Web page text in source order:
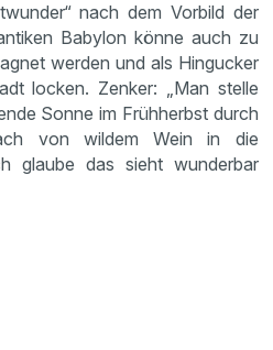
nach dem Vorbild der
Babylon könne auch zu
werden und als Hingucker
locken. Zenker: „Man stelle
Sonne im Frühherbst durch
von wildem Wein in die
glaube das sieht wunderbar